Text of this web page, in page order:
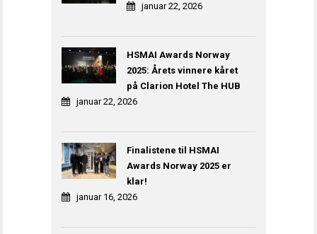
januar 22, 2026
HSMAI Awards Norway
2025: Årets vinnere kåret
på Clarion Hotel The HUB
januar 22, 2026
Finalistene til HSMAI
Awards Norway 2025 er
klar!
januar 16, 2026